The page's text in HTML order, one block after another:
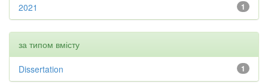
1
2021
за типом вмісту
1
Dissertation